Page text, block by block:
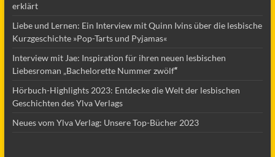
erklärt
Liebe und Lernen: Ein Interview mit Quinn Ivins über die lesbische
Kurzgeschichte »Pop-Tarts und Pyjamas«
Interview mit Jae: Inspiration für ihren neuen lesbischen
Liebesroman „Bachelorette Nummer zwölf“
Hörbuch-Highlights 2023: Entdecke die Welt der lesbischen
Geschichten des Ylva Verlags
Neues vom Ylva Verlag: Unsere Top-Bücher 2023